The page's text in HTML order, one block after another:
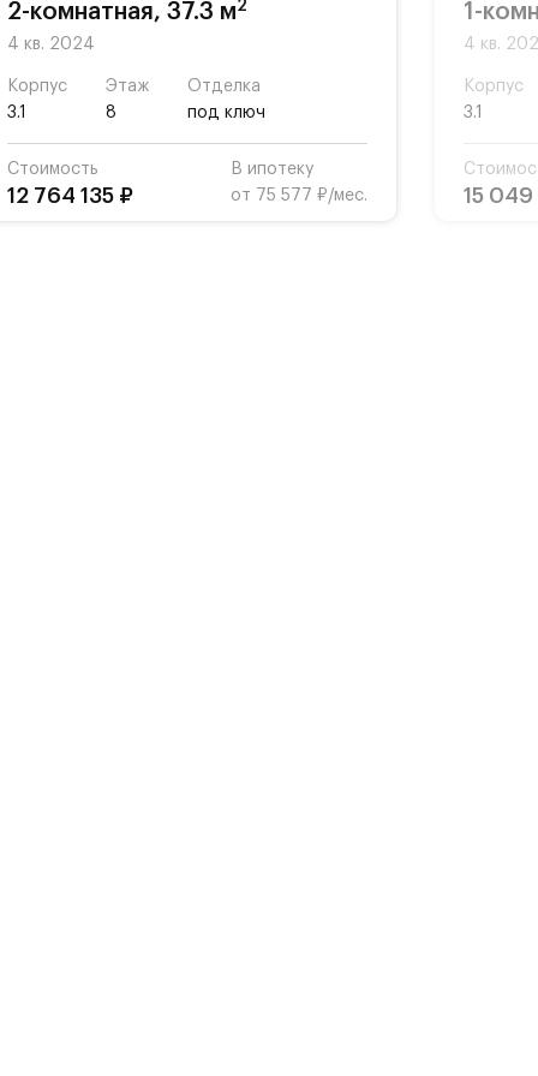
2-комнатная, 37.3 м2
4 кв. 2024
Корпус
3.1
Этаж
8
Отделка
под ключ
Стоимость
12 764 135 ₽
В ипотеку
от 75 577 ₽/мес.
1-
4 кв.
Корпус
3.1
15 049